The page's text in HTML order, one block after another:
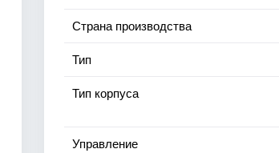
Страна производства
Тип
Тип корпуса
Управление